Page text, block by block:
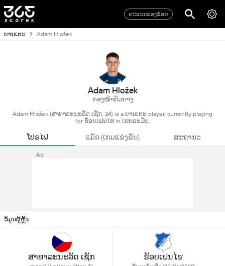
ຄະແນນຂອງຂ້ອຍ
ບານເຕະ Adam Hložek
Adam Hložek
ກອງໜ້າຕົວກາງ
Adam Hložek (ສາທາລະນະລັດ ເຊັກ, 24) is a ບານເຕະ player, currently playing
for ຮັອບເຟນໄຮ in ເຢຍລະມັນ.
ໂປຣໄຟ ແມັດ (ເກມແຂ່ງຂັນ) ສະຖານະ
Ad
ຂໍ້ມູນຜູ້ຫຼິ້ນ
ສາທາລະນະລັດ ເຊັກ ຮັອບເຟນໄຮ